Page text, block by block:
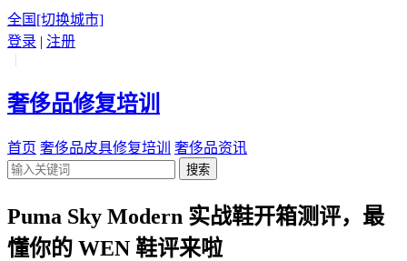
全国 [切换城市]
登录 | 注册
|
奢侈品修复培训
首页 奢侈品皮具修复培训 奢侈品资讯
搜索
Puma Sky Modern 实战鞋开箱测评，最
懂你的 WEN 鞋评来啦